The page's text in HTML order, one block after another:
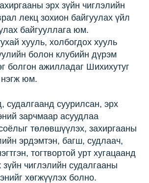
эрх зүйн чиглэлийн
лекц зохион байгуулах үйл
байгууллага юм.
хууль, холбогдох хууль
болон клубийн дүрэм
болгон ажилладаг Шихихутуг
юм.
судалгаанд суурилсан, эрх
зарчмаар асуудлаа
төлөвшүүлэх, захиргааны
эрдэмтэн, багш, судлаач,
тогтвортой урт хугацаанд
зүйн чиглэлийн судалгааны
хөгжүүлэх болно.